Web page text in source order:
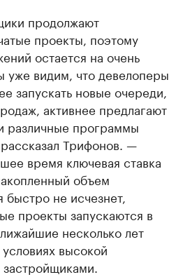
продолжают
проекты, поэтому
остается на очень
видим, что девелоперы
запускать новые очереди,
активнее предлагают
различные программы
Трифонов. —
время ключевая ставка
объем
не исчезнет,
проекты запускаются в
несколько лет
высокой